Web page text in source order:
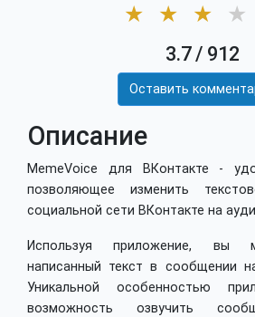
★ ★ ★ ★
3.7/ 912
Оставить
Описание
MemeVoice для ВКонтакте -
позволяющее изменить
социальной сети ВКонтакте на
Используя приложение, вы
написанный текст в сообщении
Уникальной особенностью
возможность озвучить